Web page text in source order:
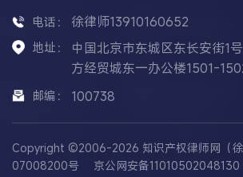
电话： 徐律师13910160652
地址：
中国北京市东城区东长安街1
方经贸城东一办公楼1501-
邮编： 100738
Copyright ©2006-2026 知识产权律师网（徐
07008200号
京公网安备11010502048130